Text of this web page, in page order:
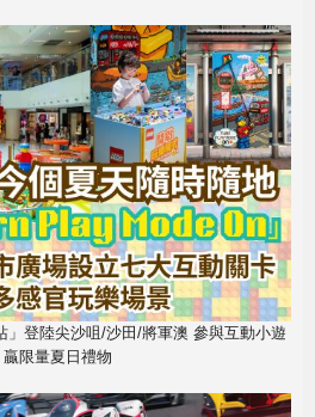
」登陸尖沙咀/沙田/將軍澳 參與互動小遊
贏限量夏日禮物